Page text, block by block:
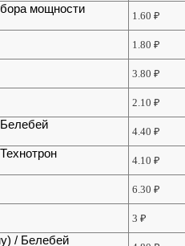
мощности
1.60₽
1.80₽
3.80₽
2.10₽
4.40₽
4.10₽
6.30₽
3₽
/ Белебей